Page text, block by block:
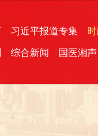
习近平报道专集
综合新闻 国医湘声